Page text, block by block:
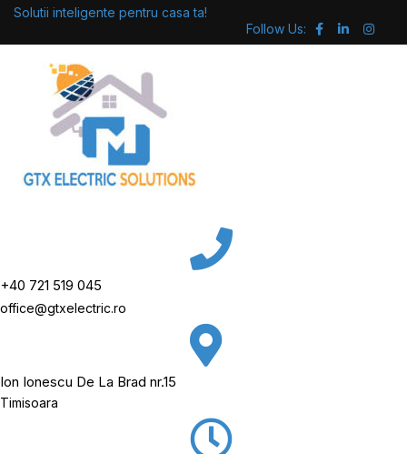
Skip
content
Solutii inteligente pentru casa ta!
Follow Us:
+40 721 519 045
office@gtxelectric.ro
Ion Ionescu De La Brad nr.15
Timisoara